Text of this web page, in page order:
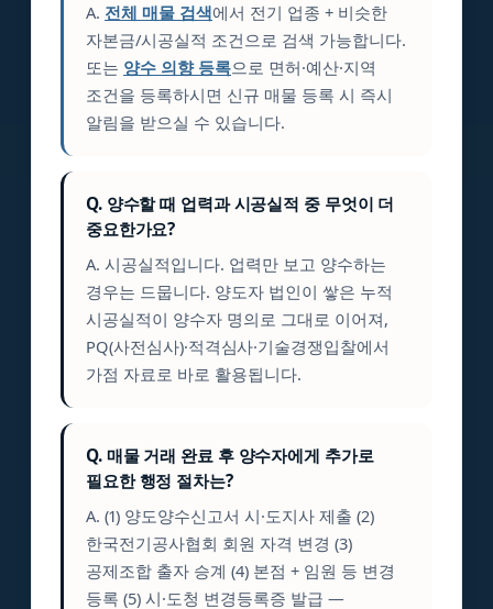
A. 전체 매물 검색에서 전기 업종 + 비슷한
자본금/시공실적 조건으로 검색 가능합니다.
또는 양수 의향 등록으로 면허·예산·지역
조건을 등록하시면 신규 매물 등록 시 즉시
알림을 받으실 수 있습니다.
Q. 양수할 때 업력과 시공실적 중 무엇이 더
중요한가요?
A. 시공실적입니다. 업력만 보고 양수하는
경우는 드뭅니다. 양도자 법인이 쌓은 누적
시공실적이 양수자 명의로 그대로 이어져,
PQ(사전심사)·적격심사·기술경쟁입찰에서
가점 자료로 바로 활용됩니다.
Q. 매물 거래 완료 후 양수자에게 추가로
필요한 행정 절차는?
A. (1) 양도양수신고서 시·도지사 제출 (2)
한국전기공사협회 회원 자격 변경 (3)
공제조합 출자 승계 (4) 본점 + 임원 등 변경
등록 (5) 시·도청 변경등록증 발급 —